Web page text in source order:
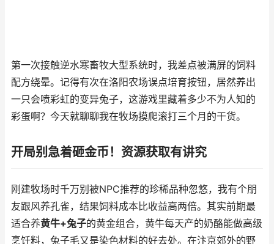
第一次接触逆水寒畜牧大型系统时，我差点被满屏的饲料
配方绕晕。记得有次在洛阳农场误点培育按钮，居然养出
一只会喷彩虹的变异兔子，这游戏里藏着多少不为人知的
彩蛋啊？今天就聊聊我在牧场摸爬滚打三个月的干货。
开局别急着砸金币！资源获取有讲究
刚建牧场时千万别被NPC推荐的珍稀品种忽悠，我有个朋
友跟风养孔雀，结果饲料成本比收益高两倍。其实前期最
适合养黄牛+兔子的黄金组合，黄牛每天产的奶酪能做高级
烹饪料，兔子毛又是染色材料的好去处。在汴京郊外的野